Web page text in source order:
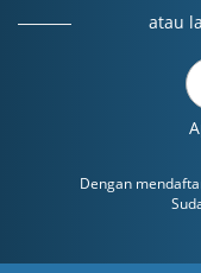
atau
Dengan